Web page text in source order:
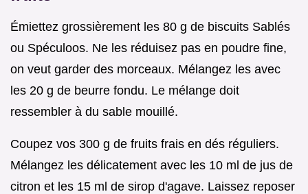
Émiettez grossièrement les 80 g de biscuits Sablés
ou Spéculoos. Ne les réduisez pas en poudre fine,
on veut garder des morceaux. Mélangez les avec
les 20 g de beurre fondu. Le mélange doit
ressembler à du sable mouillé.
Coupez vos 300 g de fruits frais en dés réguliers.
Mélangez les délicatement avec les 10 ml de jus de
citron et les 15 ml de sirop d'agave. Laissez reposer